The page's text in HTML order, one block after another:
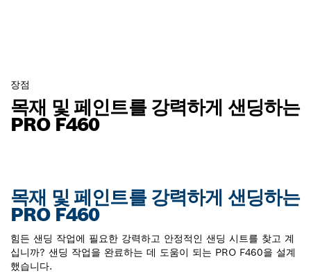
장점
목재 및 페인트를 강력하게 샌딩하는
PRO F460
목재 및 페인트를 강력하게 샌딩하는
PRO F460
힘든 샌딩 작업에 필요한 강력하고 안정적인 샌딩 시트를 찾고 계
십니까? 샌딩 작업을 완료하는 데 도움이 되는 PRO F460을 설계
했습니다.